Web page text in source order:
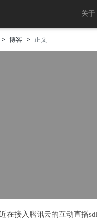
关于
博客 正文
在接入腾讯云的互动直播